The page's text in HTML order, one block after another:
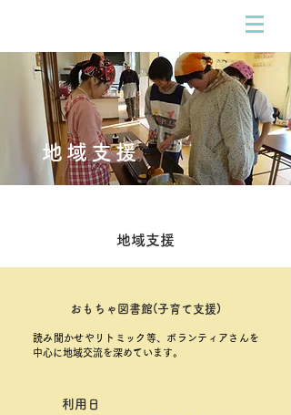
地域支援
地域支援
​おもちゃ図書館(子育て支援)
読み聞かせやリトミック等、ボランティアさんを
中心に地域交流を深めています。
利用日